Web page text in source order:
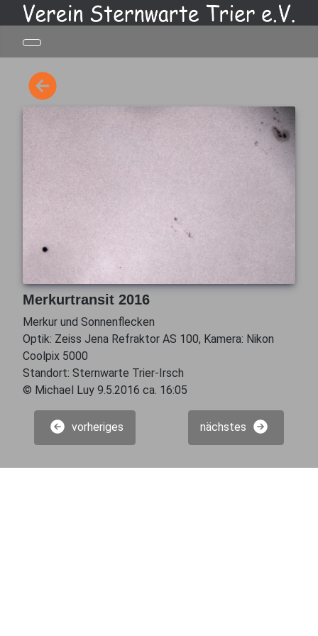
Merkurtransit 2016
Merkur und Sonnenflecken
Optik: Zeiss Jena Refraktor AS 100, Kamera: Nikon
Coolpix 5000
Standort: Sternwarte Trier-Irsch
© Michael Luy 9.5.2016 ca. 16:05
vorheriges nächstes